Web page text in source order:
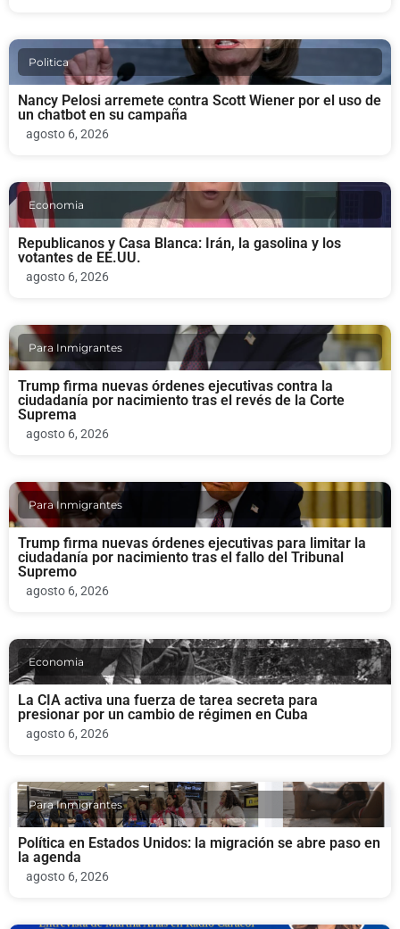
Politica
Nancy Pelosi arremete contra Scott Wiener por el uso de
un chatbot en su campaña
agosto 6, 2026
Economia
Republicanos y Casa Blanca: Irán, la gasolina y los
votantes de EE.UU.
agosto 6, 2026
Para Inmigrantes
Trump firma nuevas órdenes ejecutivas contra la
ciudadanía por nacimiento tras el revés de la Corte
Suprema
agosto 6, 2026
Para Inmigrantes
Trump firma nuevas órdenes ejecutivas para limitar la
ciudadanía por nacimiento tras el fallo del Tribunal
Supremo
agosto 6, 2026
Economia
La CIA activa una fuerza de tarea secreta para
presionar por un cambio de régimen en Cuba
agosto 6, 2026
Para Inmigrantes
Política en Estados Unidos: la migración se abre paso en
la agenda
agosto 6, 2026